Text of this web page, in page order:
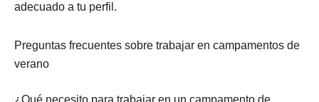
adecuado a tu perfil.
Preguntas frecuentes sobre trabajar en campamentos de
verano